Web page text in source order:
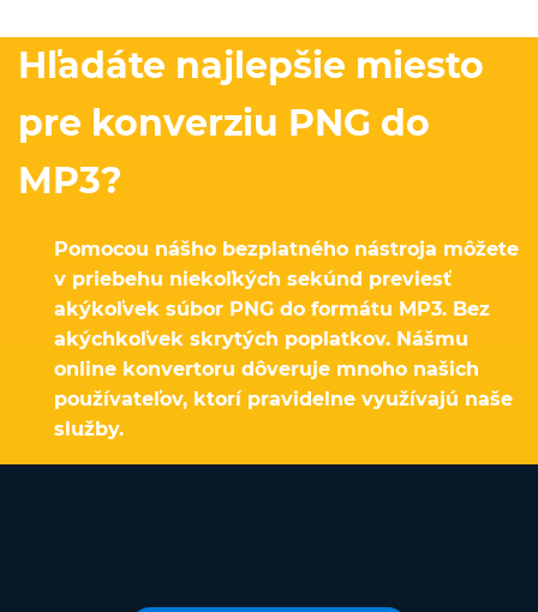
Hľadáte najlepšie miesto
pre konverziu PNG do
MP3?
Pomocou nášho bezplatného nástroja môžete
v priebehu niekoľkých sekúnd previesť
akýkoľvek súbor PNG do formátu MP3. Bez
akýchkoľvek skrytých poplatkov. Nášmu
online konvertoru dôveruje mnoho našich
používateľov, ktorí pravidelne využívajú naše
služby.